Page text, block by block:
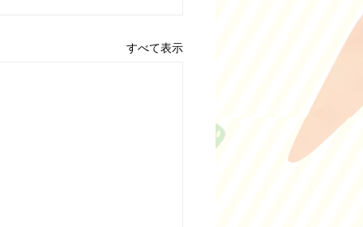
すべて表示